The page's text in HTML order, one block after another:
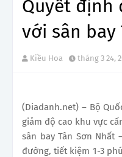
Quyết định
với sân bay
Kiều Hoa tháng 3 24,
(Diadanh.net) – Bộ
giảm độ cao khu vực
sân bay Tân Sơn Nhất
đường, tiết kiệm 1-3